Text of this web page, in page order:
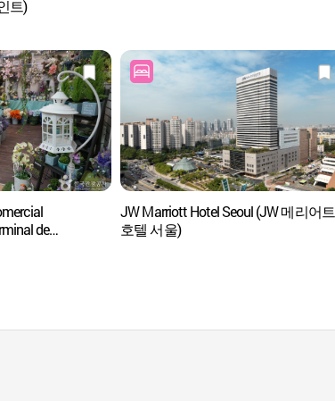
트)
de
JW Marriott Hotel Seoul (JW 메리어트
호텔 서울)